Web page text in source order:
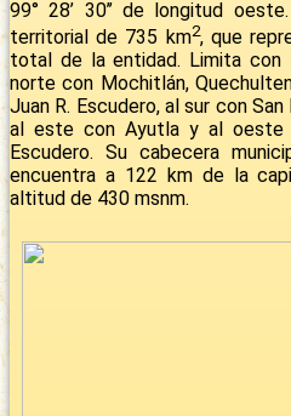
99° 28’ 30’’ de longitud
territorial de 735 km2, que
total de la entidad. Limita con
norte con Mochitlán,
Juan R. Escudero, al sur con
al este con Ayutla y al oeste
Escudero. Su cabecera
encuentra a 122 km de la
altitud de 430 msnm.